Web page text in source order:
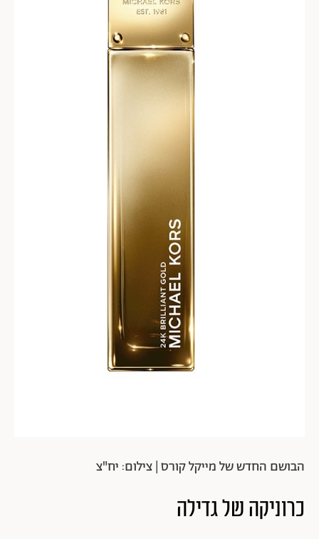
הבושם החדש של מייקל קורס | צילום: יח"צ
כרוניקה של גדילה